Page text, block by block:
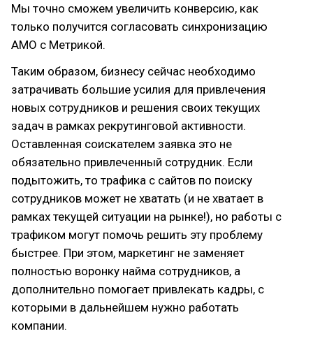
Мы точно сможем увеличить конверсию, как
только получится согласовать синхронизацию
АМО с Метрикой.
Таким образом, бизнесу сейчас необходимо
затрачивать большие усилия для привлечения
новых сотрудников и решения своих текущих
задач в рамках рекрутинговой активности.
Оставленная соискателем заявка это не
обязательно привлеченный сотрудник. Если
подытожить, то трафика с сайтов по поиску
сотрудников может не хватать (и не хватает в
рамках текущей ситуации на рынке!), но работы с
трафиком могут помочь решить эту проблему
быстрее. При этом, маркетинг не заменяет
полностью воронку найма сотрудников, а
дополнительно помогает привлекать кадры, с
которыми в дальнейшем нужно работать
компании.